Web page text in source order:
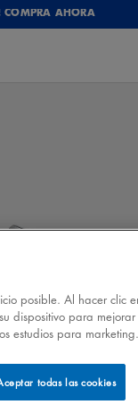
COMPRA AHORA
posible. Al hacer clic
dispositivo para
estudios para marketing.
todas las cookies